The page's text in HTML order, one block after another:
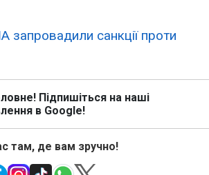
запровадили санкції проти
Підпишіться на наші
в Google!
там, де вам зручно!